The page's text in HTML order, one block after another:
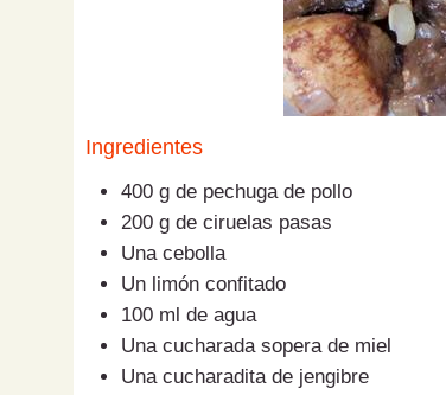
Ingredientes
400 g de pechuga de pollo
200 g de ciruelas pasas
Una cebolla
Un limón confitado
100 ml de agua
Una cucharada sopera de miel
Una cucharadita de jengibre